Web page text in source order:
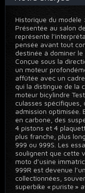
Historique du modèle :
Présentée au salon
représente
pensée avant tout
destinée à dominer le
Conçue sous la
un moteur
affûtée avec un
qui la distingue de la
moteur bicylindre
culasses
admission optimisée.
en carbone, des
4 pistons et 4
plus franche, plus
999 ou 999S. Les
soulignent que cette
moto d’usine
999R est devenue
collectionnées,
superbike « puriste »